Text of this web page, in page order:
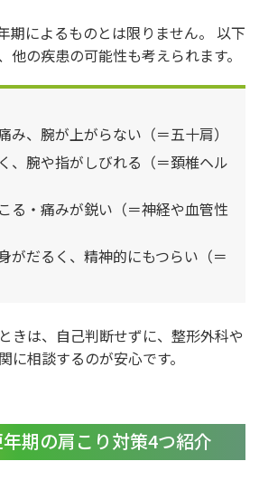
期によるものとは限りません。 以下
他の疾患の可能性も考えられます。
み、腕が上がらない（＝五十肩）
、腕や指がしびれる（＝頚椎ヘル
る・痛みが鋭い（＝神経や血管性
がだるく、精神的にもつらい（＝
きは、自己判断せずに、整形外科や
に相談するのが安心です。
期の肩こり対策4つ紹介